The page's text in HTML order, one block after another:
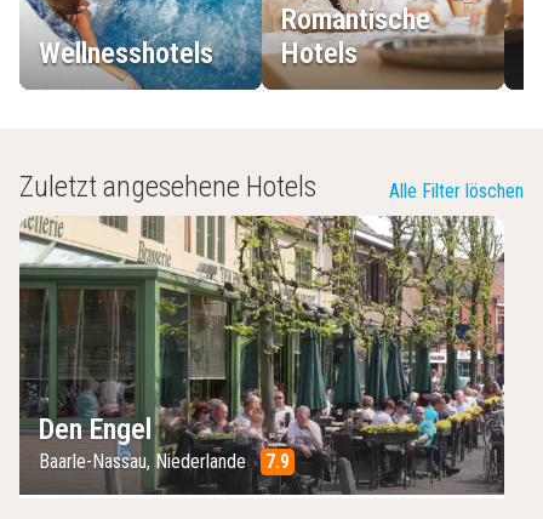
Wellnesshotels
Romantische
Hotels
Zuletzt angesehene Hotels Alle Filter löschen
Den Engel
Baarle-Nassau, Niederlande 7.9
/10